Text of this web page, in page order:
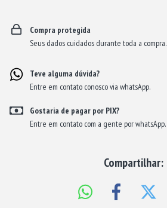
Compra protegida
Seus dados cuidados durante toda a compra.
Teve alguma dúvida?
Entre em contato conosco via whatsApp.
Gostaria de pagar por PIX?
Entre em contato com a gente por whatsApp.
Compartilhar: